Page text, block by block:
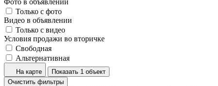
Только с фото
Видео в объявлении
Только с видео
Условия продажи во вторичке
Свободная
Альтернативная
На карте
Показать 1 объект
Очистить фильтры